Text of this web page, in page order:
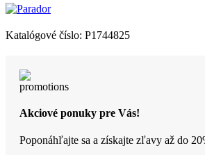
Katalógové číslo: P1744825
Akciové ponuky pre Vás!
Poponáhľajte sa a získajte zľavy až do